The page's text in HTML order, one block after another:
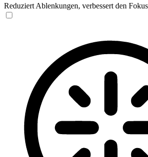
Reduziert Ablenkungen, verbessert den Fokus